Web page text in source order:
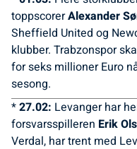
toppscorerAlexander
Sheffield United og
klubber. Trabzonspor
for seks millioner Euro
sesong.
*27.02: Levanger har
forsvarsspilleren Erik
Verdal, har trent med